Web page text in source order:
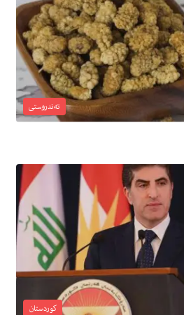
تەندروستی
کوردستان